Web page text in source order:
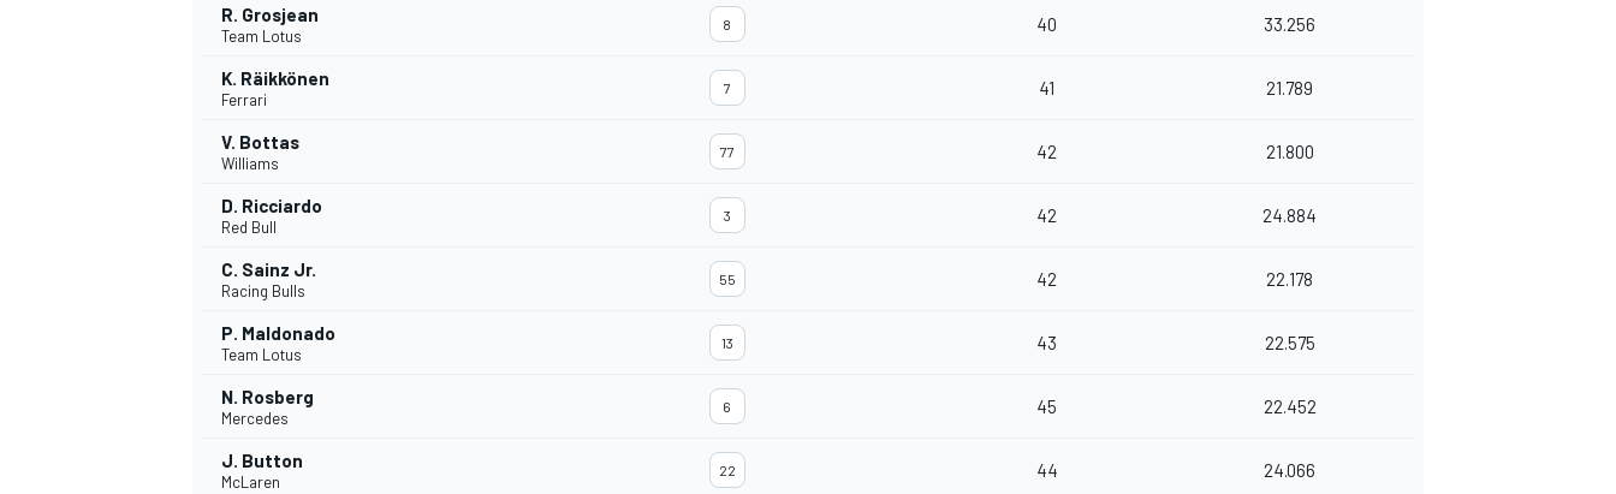
R. Grosjean
Team Lotus
8 40 33.256
K. Räikkönen
Ferrari
7 41 21.789
V. Bottas
Williams
77 42 21.800
D. Ricciardo
Red Bull
3 42 24.884
C. Sainz Jr.
Racing Bulls
55 42 22.178
P. Maldonado
Team Lotus
13 43 22.575
N. Rosberg
Mercedes
6 45 22.452
J. Button
McLaren
22 44 24.066